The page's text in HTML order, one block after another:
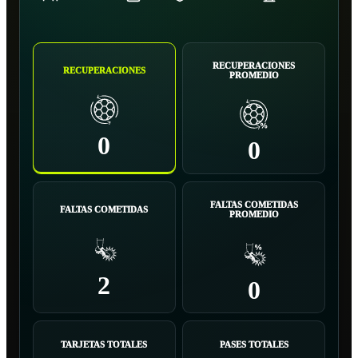
RECUPERACIONES
0
RECUPERACIONES
PROMEDIO
0
FALTAS COMETIDAS
2
FALTAS COMETIDAS
PROMEDIO
0
TARJETAS TOTALES PASES TOTALES